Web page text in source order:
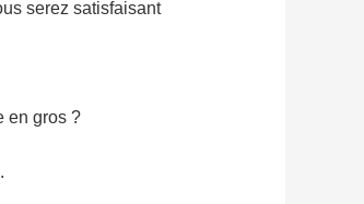
serez satisfaisant
en gros ?